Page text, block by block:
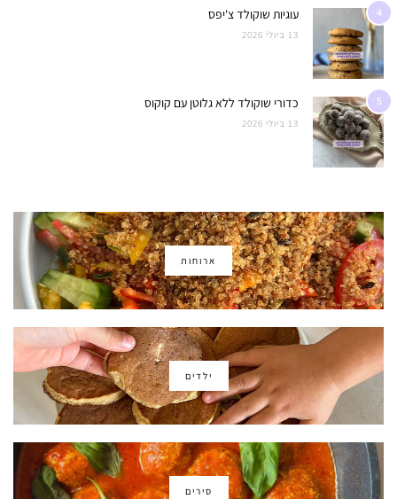
4 עוגיות שוקולד צ'יפס
13 ביולי 2026
5 כדורי שוקולד ללא גלוטן עם קוקוס
13 ביולי 2026
ארוחות
ילדים
סירים